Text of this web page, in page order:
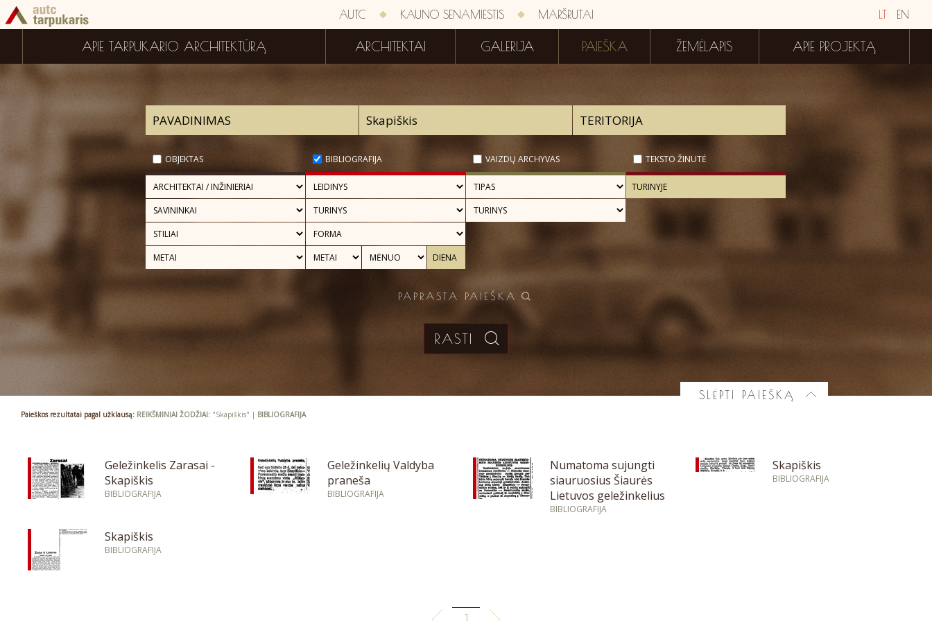
LT EN
AUTC KAUNO SENAMIESTIS MARŠRUTAI
APIE TARPUKARIO ARCHITEKTŪRĄ ARCHITEKTAI GALERIJA PAIEŠKA ŽEMĖLAPIS APIE PROJEKTĄ
OBJEKTAS BIBLIOGRAFIJA VAIZDŲ ARCHYVAS TEKSTO ŽINUTĖ
PAPRASTA PAIEŠKA
SLĖPTI PAIEŠKĄ
Paieškos rezultatai pagal užklausą: REIKŠMINIAI ŽODŽIAI: "Skapiškis" | BIBLIOGRAFIJA
Geležinkelis Zarasai -
Skapiškis
BIBLIOGRAFIJA
Geležinkelių Valdyba
praneša
BIBLIOGRAFIJA
Numatoma sujungti
siauruosius Šiaurės
Lietuvos geležinkelius
BIBLIOGRAFIJA
Skapiškis
BIBLIOGRAFIJA
Skapiškis
BIBLIOGRAFIJA